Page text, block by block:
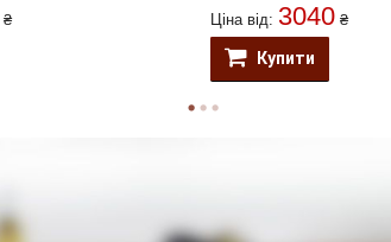
₴ Ціна від: 3040 ₴
Купити